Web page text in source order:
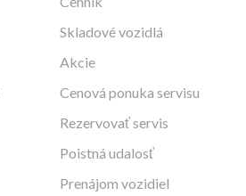
Skladové vozidlá
Akcie
Cenová ponuka servisu
Rezervovať servis
Poistná udalosť
Prenájom vozidiel